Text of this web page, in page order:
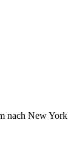
nach New York